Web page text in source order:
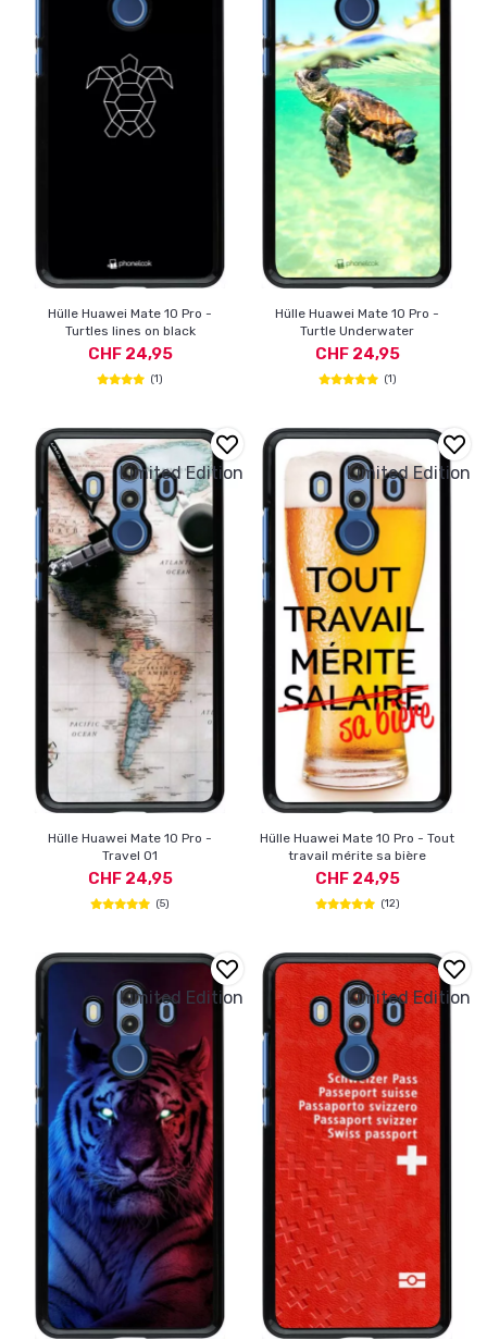
Hülle Huawei Mate 10 Pro -
Turtles lines on black
CHF 24,95
(1)
Hülle Huawei Mate 10 Pro -
Turtle Underwater
CHF 24,95
(1)
Hülle Huawei Mate 10 Pro -
Travel 01
CHF 24,95
(5)
Limited Edition
Hülle Huawei Mate 10 Pro - Tout
travail mérite sa bière
CHF 24,95
(12)
Limited Edition
Limited Edition Limited Edition